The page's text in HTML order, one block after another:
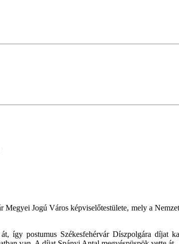
Jogú Város képviselőtestülete, mely a
így postumus Székesfehérvár Díszpolgára díjat